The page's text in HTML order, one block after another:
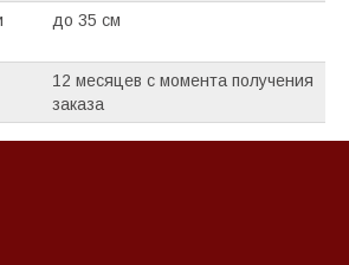
до 35 см
12 месяцев с момента получения
заказа